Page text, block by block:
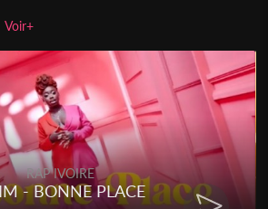
Voir+
RAP IVOIRE
- BONNE PLACE